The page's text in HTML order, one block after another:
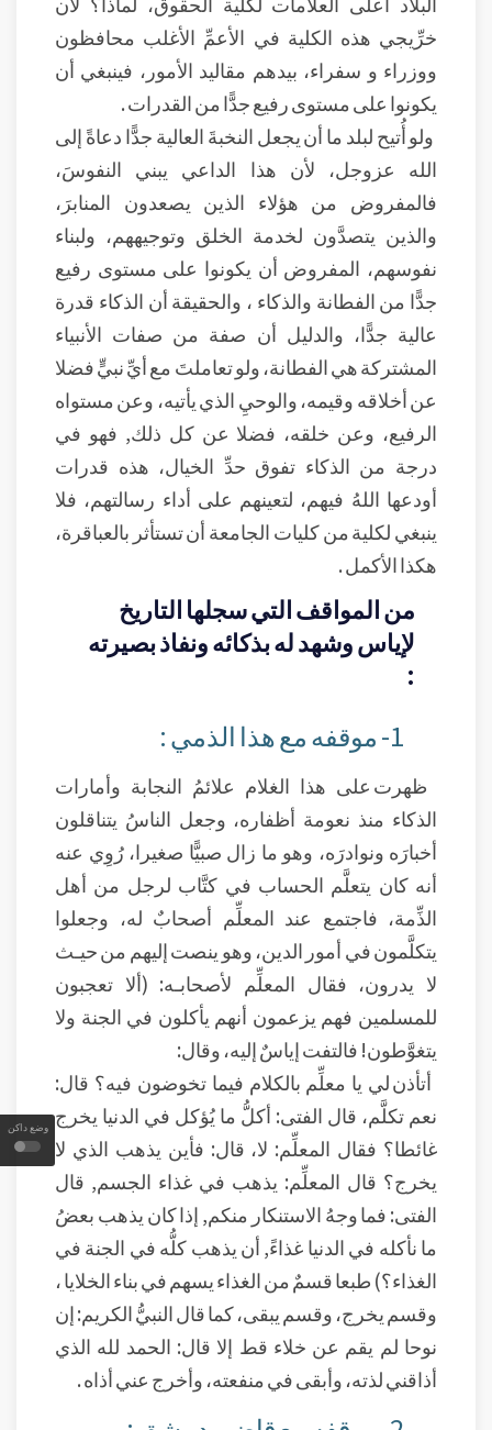
وضع داكن
خرِّيجي هذه الكلية في الأعمِّ الأغلب محافظون
ووزراء و سفراء، بيدهم مقاليد الأمور، فينبغي أن
يكونوا على مستوى رفيع جدًّا من القدرات .
ولو أُتيح لبلد ما أن يجعل النخبةَ العالية جدًّا دعاةً إلى
الله عزوجل، لأن هذا الداعي يبني النفوسَ،
فالمفروض من هؤلاء الذين يصعدون المنابرَ،
والذين يتصدَّون لخدمة الخلق وتوجيههم، ولبناء
نفوسهم، المفروض أن يكونوا على مستوى رفيع
جدًّا من الفطانة والذكاء ، والحقيقة أن الذكاء قدرة
عالية جدًّا، والدليل أن صفة من صفات الأنبياء
المشتركة هي الفطانة، ولو تعاملتَ مع أيِّ نبيٍّ فضلا
عن أخلاقه وقيمه، والوحيِ الذي يأتيه، وعن مستواه
الرفيع، وعن خلقه، فضلا عن كل ذلك, فهو في
درجة من الذكاء تفوق حدِّ الخيال، هذه قدرات
أودعها اللهُ فيهم، لتعينهم على أداء رسالتهم، فلا
ينبغي لكلية من كليات الجامعة أن تستأثر بالعباقرة،
هكذا الأكمل .
من المواقف التي سجلها التاريخ
لإياس وشهد له بذكائه ونفاذ بصيرته
:
1- موقفه مع هذا الذمي :
ظهرت على هذا الغلام علائمُ النجابة وأمارات
الذكاء منذ نعومة أظفاره، وجعل الناسُ يتناقلون
أخبارَه ونوادرَه، وهو ما زال صبيًّا صغيرا، رُوِي عنه
أنه كان يتعلَّم الحساب في كتَّاب لرجل من أهل
الذِّمة، فاجتمع عند المعلِّم أصحابٌ له، وجعلوا
يتكلَّمون في أمور الدين، وهو ينصت إليهم من حيـث
لا يدرون، فقال المعلِّم لأصحابـه: (ألا تعجبون
للمسلمين فهم يزعمون أنهم يأكلون في الجنة ولا
يتغوَّطون! فالتفت إياسٌ إليه، وقال:
أتأذن لي يا معلِّم بالكلام فيما تخوضون فيه؟ قال:
نعم تكلَّم، قال الفتى: أكلُّ ما يُؤكل في الدنيا يخرج
غائطا؟ فقال المعلِّم: لا، قال: فأين يذهب الذي لا
يخرج؟ قال المعلِّم: يذهب في غذاء الجسم, قال
الفتى: فما وجهُ الاستنكار منكم, إذا كان يذهب بعضُ
ما نأكله في الدنيا غذاءً, أن يذهب كلُّه في الجنة في
الغذاء؟) طبعا قسمٌ من الغذاء يسهم في بناء الخلايا ،
وقسم يخرج، وقسم يبقى، كما قال النبيُّ الكريم: إن
نوحا لم يقم عن خلاء قط إلا قال: الحمد لله الذي
أذاقني لذته، وأبقى في منفعته، وأخرج عني أذاه .